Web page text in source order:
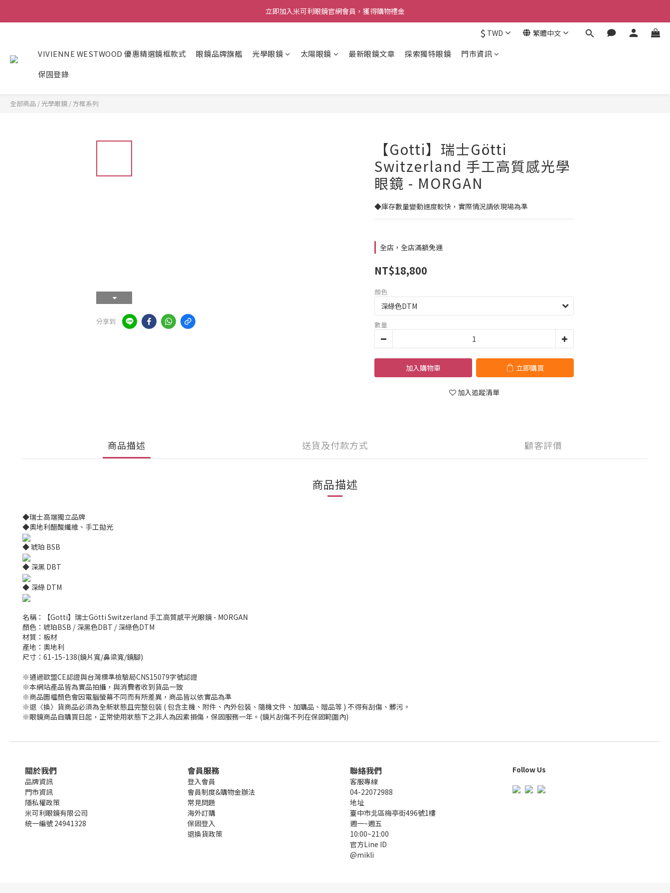
立即加入米可利眼鏡官網會員，獲得購物禮金
$ TWD 繁體中文
VIVIENNE WESTWOOD 優惠精選鏡框款式 眼鏡品牌旗艦 光學眼鏡 太陽眼鏡 最新眼鏡文章 探索獨特眼鏡
門市資訊
保固登錄
全部商品 /光學眼鏡 /方框系列
分享到
【Gotti】瑞士Götti
Switzerland 手工高質感光學
眼鏡 - MORGAN
◆庫存數量變動速度較快，實際情況請依現場為準
全店，全店滿額免運
NT$18,800
顏色
數量
加入購物車 立即購買
加入追蹤清單
商品描述 送貨及付款方式 顧客評價
商品描述
◆瑞士高端獨立品牌
◆奧地利醋酸纖維、手工拋光
◆ 琥珀 BSB
◆ 深黑 DBT
◆ 深綠 DTM
名稱：【Gotti】瑞士Götti Switzerland 手工高質感平光眼鏡 - MORGAN
顏色：琥珀BSB / 深黑色DBT / 深綠色DTM
材質：板材
產地：奧地利
尺寸：61-15-138(鏡片寬/鼻梁寬/鏡腳)
※通過歐盟CE認證與台灣標準檢驗局CNS15079字號認證
※本網站產品皆為實品拍攝，與消費者收到貨品一致
※商品圖檔顏色會因電腦螢幕不同而有所差異，商品皆以依實品為準
※退〈換〉貨商品必須為全新狀態且完整包裝 ( 包含主機、附件、內外包裝、隨機文件、加購品、贈品等 ) 不得有刮傷、髒污。
※眼鏡商品自購買日起，正常使用狀態下之非人為因素損傷，保固服務一年。(鏡片刮傷不列在保固範圍內)
關於我們
品牌資訊
門市資訊
隱私權政策
米可利眼鏡有限公司
統一編號 24941328
會員服務
登入會員
會員制度&購物金辦法
常見問題
海外訂購
保固登入
退換貨政策
聯絡我們
客服專線
04-22072988
地址
臺中市北區梅亭街496號1樓
週一~週五
10:00~21:00
官方Line ID
@mikli
Follow Us